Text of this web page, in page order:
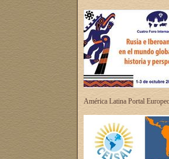
América Latina Portal